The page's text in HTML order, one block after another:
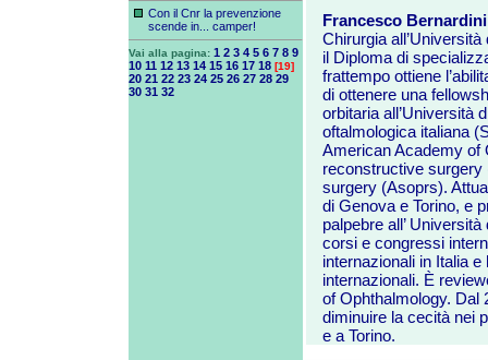
Con il Cnr la prevenzione
scende in... camper!
Vai alla pagina: 1 2 3 4 5 6 7 8 9
10 11 12 13 14 15 16 17 18 [19]
20 21 22 23 24 25 26 27 28 29
30 31 32
Francesco
Chirurgia
il Diploma di
frattempo ottiene
di ottenere una
orbitaria all’Università
oftalmologica italiana
American Academy of
reconstructive
surgery (Asoprs).
di Genova e Torino, e
palpebre all’
corsi e congressi
internazionali in Italia
internazionali. È
of Ophthalmology. Dal
diminuire la cecità nei
e a Torino.